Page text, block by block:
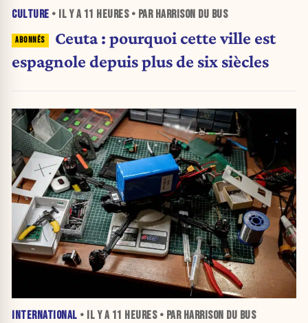
CULTURE • IL Y A 11 HEURES• PAR HARRISON DU BUS
Ceuta : pourquoi cette ville est
espagnole depuis plus de six siècles
INTERNATIONAL • IL Y A 11 HEURES• PAR HARRISON DU BUS